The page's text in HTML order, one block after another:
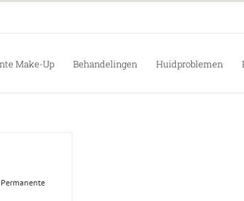
Make-Up Behandelingen Huidproblemen
Permanente